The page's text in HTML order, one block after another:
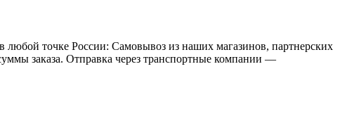
любой точке России: Самовывоз из наших магазинов, партнерских
заказа. Отправка через транспортные компании —